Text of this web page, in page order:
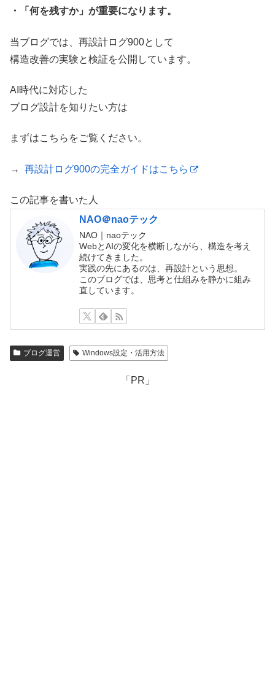
・「何を残すか」が重要になります。
当ブログでは、再設計ログ900として
構造改善の実験と検証を公開しています。
AI時代に対応した
ブログ設計を知りたい方は
まずはこちらをご覧ください。
→ 再設計ログ900の完全ガイドはこちら
この記事を書いた人
NAO＠naoテック
NAO｜naoテック
WebとAIの変化を横断しながら、構造を考え
続けてきました。
実践の先にあるのは、再設計という思想。
このブログでは、思考と仕組みを静かに組み
直しています。
ブログ運営 Windows設定・活用方法
「PR」